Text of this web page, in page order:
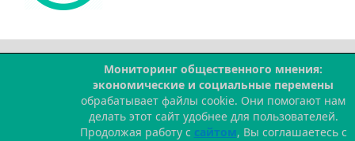
Мониторинг общественного мнения:
экономические и социальные перемены
обрабатывает файлы cookie. Они помогают нам
делать этот сайт удобнее для пользователей.
Продолжая работу с сайтом, Вы соглашаетесь с